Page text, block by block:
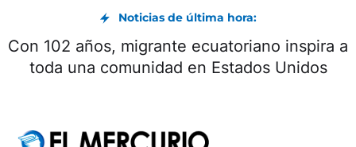
Noticias de última hora:
Con 102 años, migrante ecuatoriano inspira a
toda una comunidad en Estados Unidos